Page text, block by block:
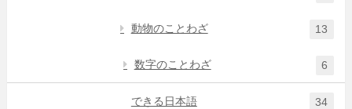
動物のことわざ 13
数字のことわざ 6
できる日本語 34